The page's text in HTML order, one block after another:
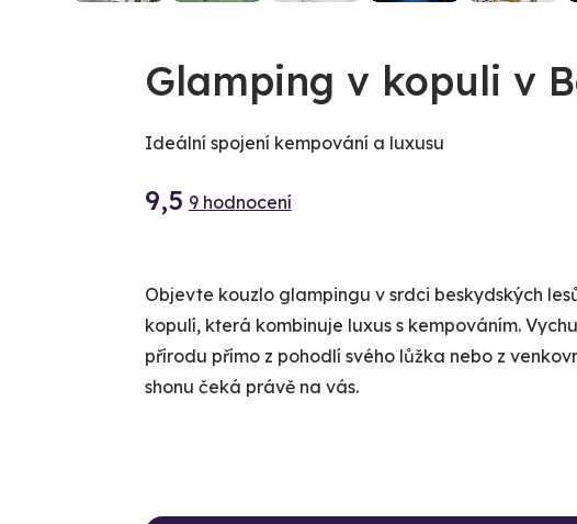
Glamping v kopuli v
Ideální spojení kempování a luxusu
9,5 9 hodnocení
Objevte kouzlo glampingu v srdci beskydských
kopulí, která kombinuje luxus s kempováním.
přírodu přímo z pohodlí svého lůžka nebo z
shonu čeká právě na vás.